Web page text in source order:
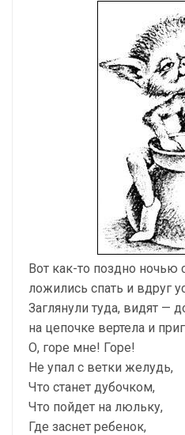
Вот как-то поздно ночью
ложились спать и вдруг
Заглянули туда, видят —
на цепочке вертела и
О, горе мне! Горе!
Не упал с ветки желудь,
Что станет дубочком,
Что пойдет на люльку,
Где заснет ребенок,